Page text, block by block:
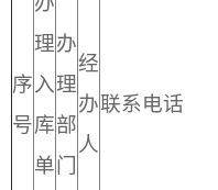
序
号
理
入
库
单
办
理
部
门
经
办
人
联系电话